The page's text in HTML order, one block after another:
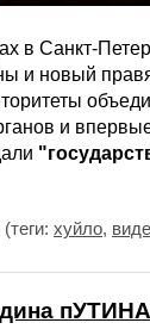
в Санкт-
и новый
и
(теги: хуйло,